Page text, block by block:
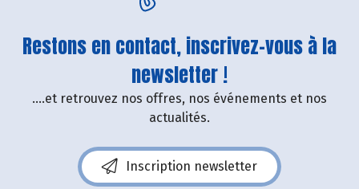
Restons en contact, inscrivez-vous à la
newsletter !
....et retrouvez nos offres, nos événements et nos
actualités.
Inscription newsletter